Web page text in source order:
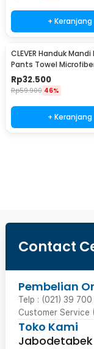
+ Keranjang
CLEVER Handuk
Pants Towel
Wearable 140x30cm -
Rp32.500
Rp59.900 46%
+ Keranjang
Contact
Pembelian
Telp : (021) 39
Customer Service
Toko Kami
Jabodetabek